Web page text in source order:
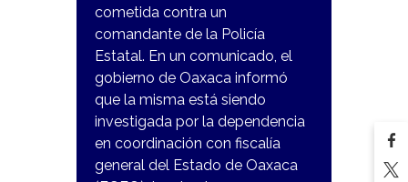
cometida contra un
comandante de la Policía
Estatal. En un comunicado, el
gobierno de Oaxaca informó
que la misma está siendo
investigada por la dependencia
en coordinación con fiscalía
general del Estado de Oaxaca